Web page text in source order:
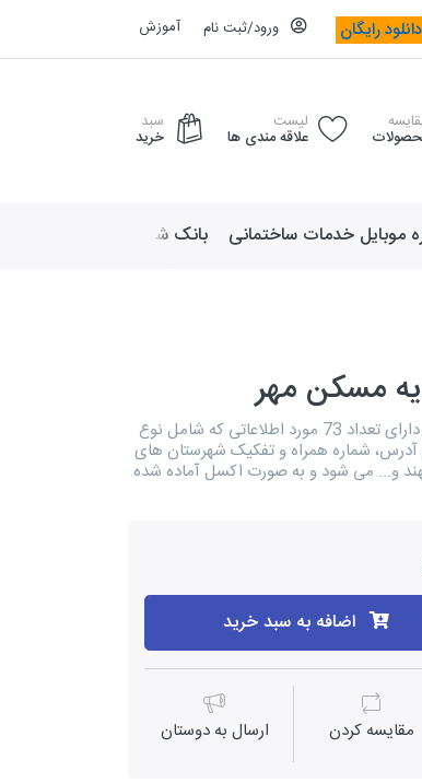
دانلود رایگان ورود/ثبت نام آموزش
لیست
علاقه مندی ها
سبد
خرید
موبایل خدمات ساختمانی بانک شماره موبایل لوازم
مسکن مهر
دایرکتوری اتحادیه مسکن مهر دارای تعداد 73 مورد اطلاعاتی که شامل نوع
آدرس، شماره همراه و تفکیک شهرستان های
و... می شود و به صورت اکسل آماده شده
اضافه به سبد خرید
مقايسه كردن ارسال به دوستان